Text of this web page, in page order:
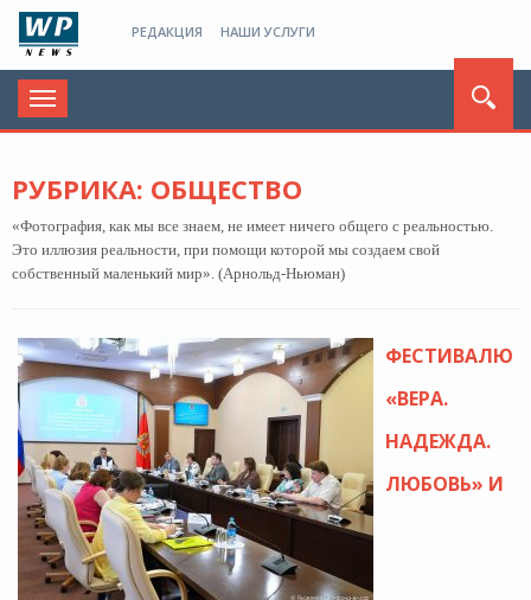
РЕДАКЦИЯ НАШИ УСЛУГИ
Toggle
navigation
РУБРИКА: ОБЩЕСТВО
«Фотография, как мы все знаем, не имеет ничего общего с реальностью.
Это иллюзия реальности, при помощи которой мы создаем свой
собственный маленький мир». (Арнольд-Ньюман)
ФЕСТИВАЛЮ
«ВЕРА.
НАДЕЖДА.
ЛЮБОВЬ» И